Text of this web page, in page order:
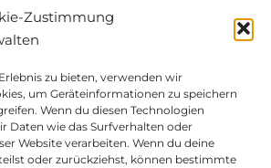
Zustimmung
zu bieten, verwenden wir
um Geräteinformationen zu speichern
Wenn du diesen Technologien
Daten wie das Surfverhalten oder
Website verarbeiten. Wenn du deine
oder zurückziehst, können bestimmte